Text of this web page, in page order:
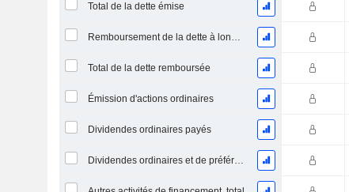
Total de la dette émise
Remboursement de la dette à long terme, total
Total de la dette remboursée
Émission d'actions ordinaires
Dividendes ordinaires payés
Dividendes ordinaires et de préférence payés